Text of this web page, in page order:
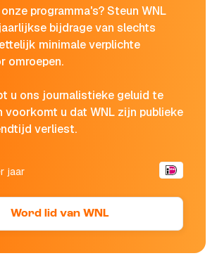
programma's? Steun WNL
bijdrage van slechts
minimale verplichte
omroepen.
u ons journalistieke geluid te
voorkomt u dat WNL zijn publieke
verliest.
jaar
Word lid van WNL